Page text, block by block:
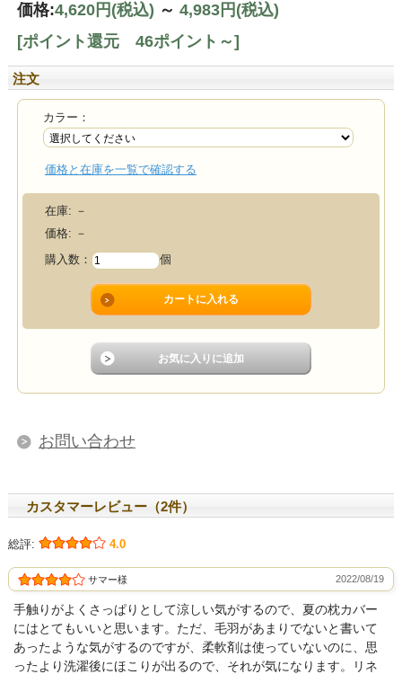
価格:4,620円 (税込) ～ 4,983円 (税込)
[ポイント還元 46ポイント～]
注文
カラー：
価格と在庫を一覧で確認する
在庫: －
価格: －
購入数：
個
お問い合わせ
カスタマーレビュー（2件）
総評: 4.0
サマー様 2022/08/19
手触りがよくさっぱりとして涼しい気がするので、夏の枕カバー
にはとてもいいと思います。ただ、毛羽があまりでないと書いて
あったような気がするのですが、柔軟剤は使っていないのに、思
ったより洗濯後にほこりが出るので、それが気になります。リネ